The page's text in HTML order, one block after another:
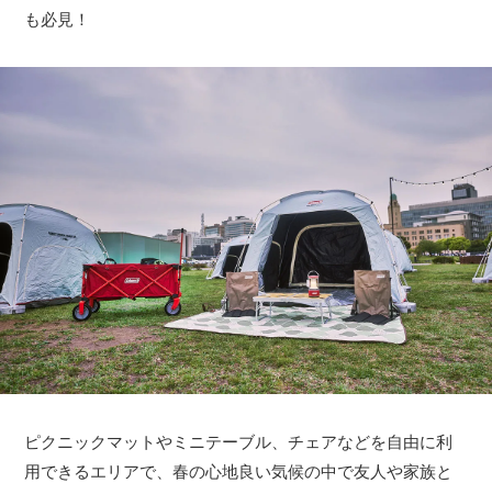
も必見！
ピクニックマットやミニテーブル、チェアなどを自由に利
用できるエリアで、春の心地良い気候の中で友人や家族と